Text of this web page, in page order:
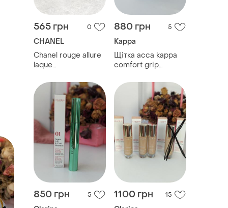
565 грн 0
CHANEL
Chanel rouge allure
laque
сияющая жидкая
губная помада
880 грн 5
Kappa
Щітка acca kappa
comfort grip
мм) браш з
турмаліновим
покриттям
850 грн 5 1100 грн 15